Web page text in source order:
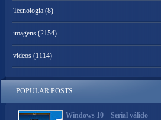
Tecnologia (8)
imagens (2154)
videos (1114)
POPULAR POSTS
Windows 10 – Serial válido